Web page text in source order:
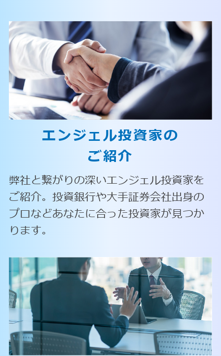
エンジェル投資家の
ご紹介
弊社と繋がりの深いエンジェル投資家を
ご紹介。投資銀行や大手証券会社出身の
プロなどあなたに合った投資家が見つか
ります。